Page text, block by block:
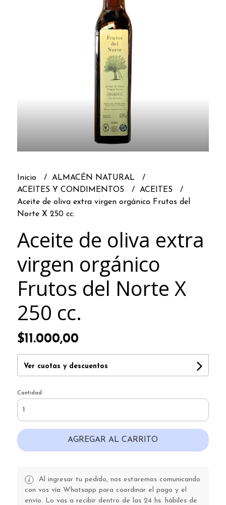
Inicio
ALMACÉN NATURAL
ACEITES Y CONDIMENTOS
ACEITES
Aceite de oliva extra virgen orgánico Frutos del
Norte X 250 cc.
Aceite de oliva extra
virgen orgánico
Frutos del Norte X
250 cc.
$11.000,00
Ver cuotas y descuentos
Cantidad
AGREGAR AL CARRITO
Al ingresar tu pedido, nos estaremos comunicando
con vos vía Whatsapp para coordinar el pago y el
envío. Lo vas a recibir dentro de las 24 hs. hábiles de